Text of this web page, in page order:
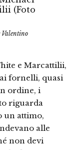
e Marcattilii,
fornelli, quasi
ordine, i
riguarda
un attimo,
alle
non devi